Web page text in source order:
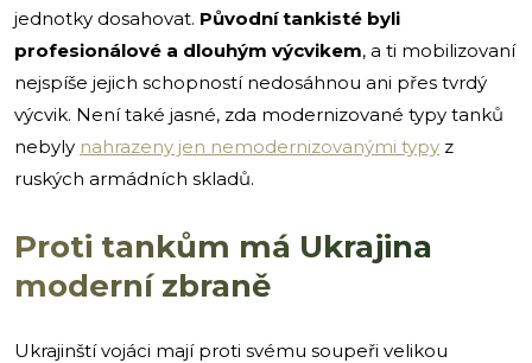
jednotky dosahovat. Původní tankisté byli
profesionálové a dlouhým výcvikem, a ti mobilizovaní
nejspíše jejich schopností nedosáhnou ani přes tvrdý
výcvik. Není také jasné, zda modernizované typy tanků
nebyly nahrazeny jen nemodernizovanými typy z
ruských armádních skladů.
Proti tankům má Ukrajina
moderní zbraně
Ukrajinští vojáci mají proti svému soupeři velikou